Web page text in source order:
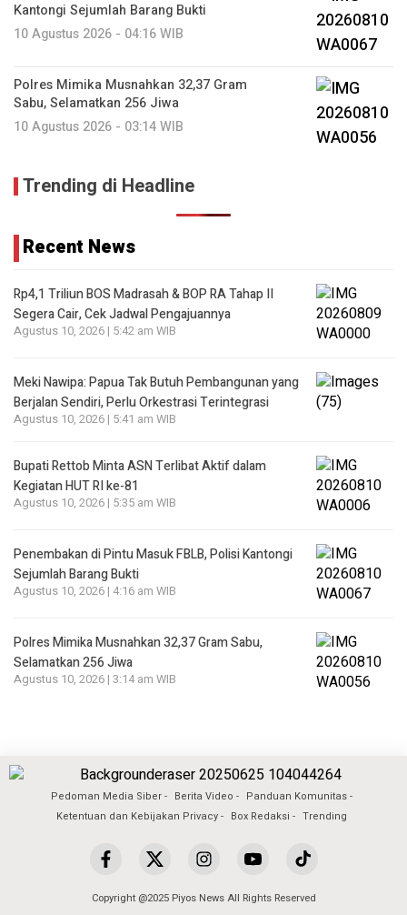
Kantongi Sejumlah Barang Bukti
10 Agustus 2026 - 04:16 WIB
Polres Mimika Musnahkan 32,37 Gram
Sabu, Selamatkan 256 Jiwa
10 Agustus 2026 - 03:14 WIB
Trending di Headline
Recent News
Rp4,1 Triliun BOS Madrasah & BOP RA Tahap II
Segera Cair, Cek Jadwal Pengajuannya
Agustus 10, 2026 | 5:42 am WIB
Meki Nawipa: Papua Tak Butuh Pembangunan yang
Berjalan Sendiri, Perlu Orkestrasi Terintegrasi
Agustus 10, 2026 | 5:41 am WIB
Bupati Rettob Minta ASN Terlibat Aktif dalam
Kegiatan HUT RI ke-81
Agustus 10, 2026 | 5:35 am WIB
Penembakan di Pintu Masuk FBLB, Polisi Kantongi
Sejumlah Barang Bukti
Agustus 10, 2026 | 4:16 am WIB
Polres Mimika Musnahkan 32,37 Gram Sabu,
Selamatkan 256 Jiwa
Agustus 10, 2026 | 3:14 am WIB
Pedoman Media Siber Berita Video
Panduan Komunitas
Ketentuan dan Kebijakan Privacy
Box Redaksi Trending
Copyright @2025 Piyos News All Rights Reserved